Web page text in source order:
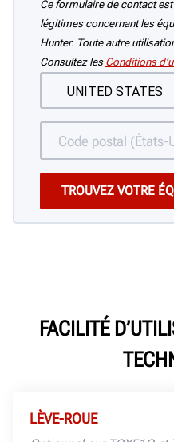
Ce formulaire de contact
légitimes concernant les
Hunter. Toute autre
Consultez les Conditions
FACILITÉ
LÈVE-ROUE